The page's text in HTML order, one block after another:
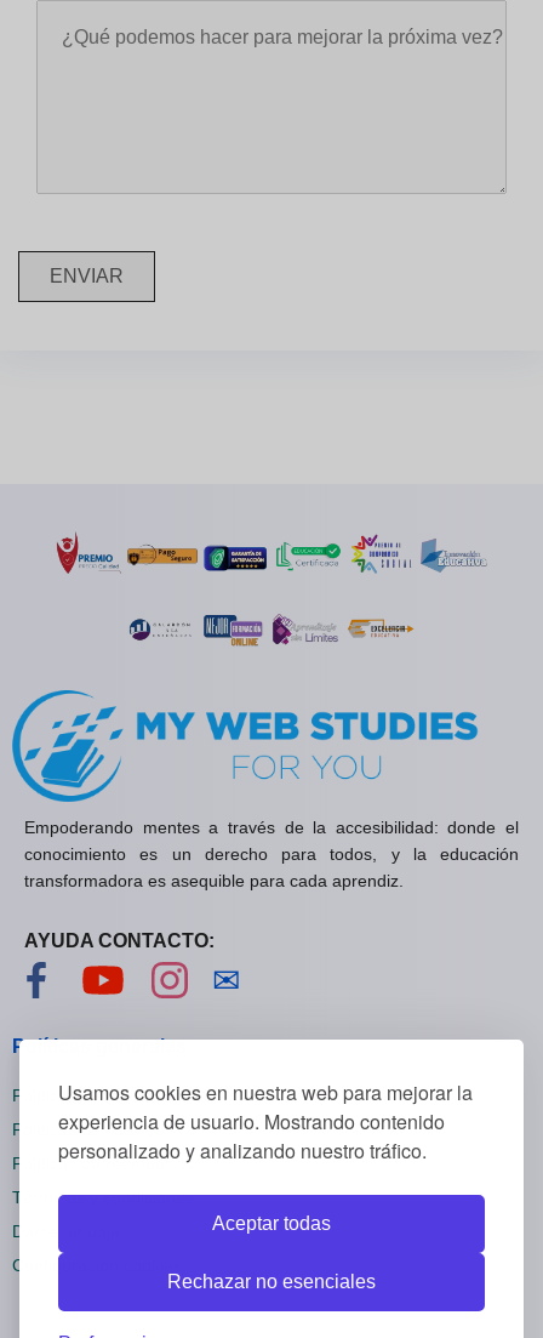
Usamos cookies en nuestra web para mejorar la
experiencia de usuario. Mostrando contenido
personalizado y analizando nuestro tráfico.
Aceptar todas
Rechazar no esenciales
ENVIAR
Empoderando mentes a través de la accesibilidad: donde el
conocimiento es un derecho para todos, y la educación
transformadora es asequible para cada aprendiz.
AYUDA CONTACTO:
Visítanos en Facebook
Visítanos en YouTube
Visítanos en Instagram
✉
Políticas generales
Políticas de privacidad
Políticas de cookies
Políticas de reembolsos
Términos y condiciones
Darse de baja
Configuración cookies